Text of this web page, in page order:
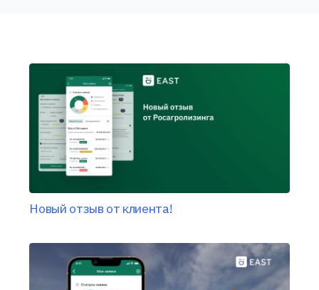
Новый отзыв от клиента!